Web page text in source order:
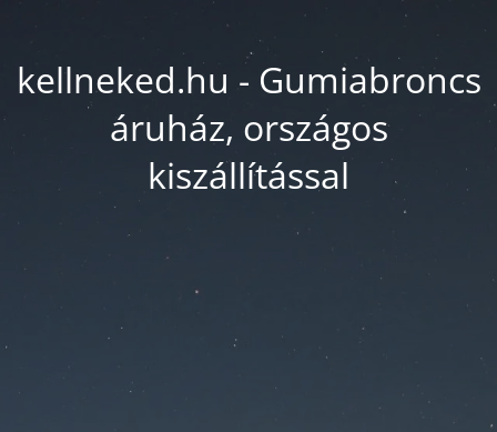
kellneked.hu - Gumiabroncs
áruház, országos
kiszállítással